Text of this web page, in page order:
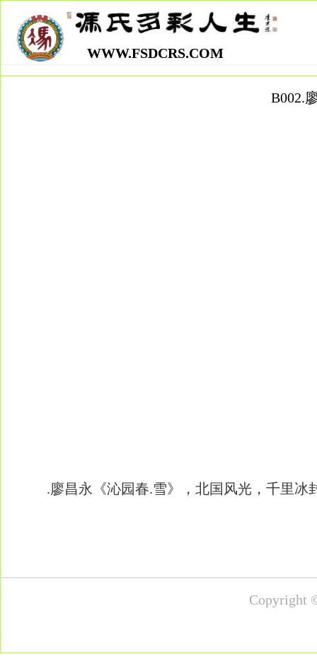
WWW.FSDCRS.COM
B002.
.廖昌永《沁园春.雪》，北国风光，千里冰
Copyright